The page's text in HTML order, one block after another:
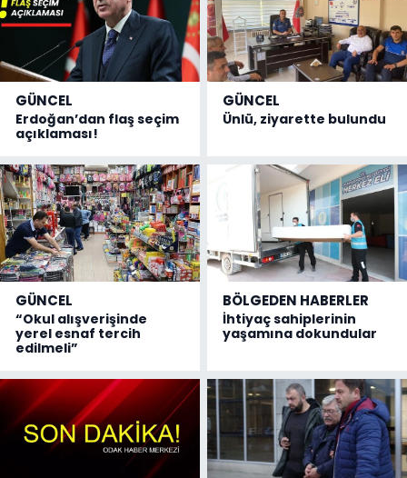
GÜNCEL
Erdoğan’dan flaş seçim
açıklaması!
GÜNCEL
Ünlü, ziyarette bulundu
GÜNCEL
“Okul alışverişinde
yerel esnaf tercih
edilmeli”
BÖLGEDEN HABERLER
İhtiyaç sahiplerinin
yaşamına dokundular